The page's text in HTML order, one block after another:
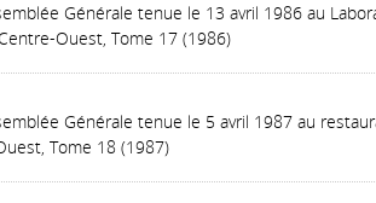
Générale tenue le 13 avril 1986 au
Ouest, Tome 17 (1986)
Générale tenue le 5 avril 1987 au
Tome 18 (1987)